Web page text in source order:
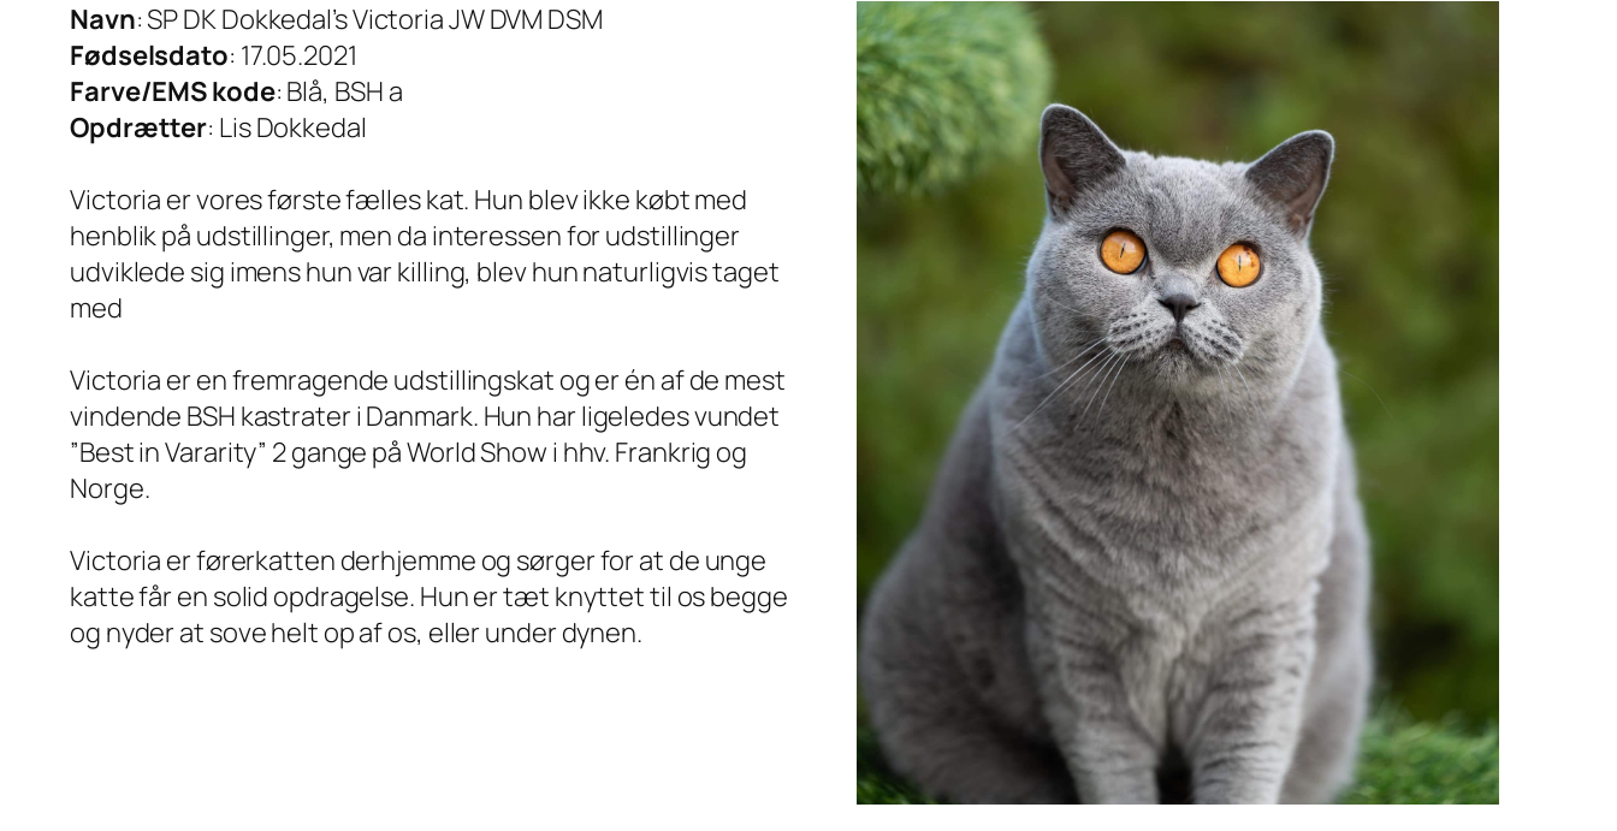
Navn: SP DK Dokkedal’s Victoria JW DVM DSM
Fødselsdato: 17.05.2021
Farve/EMS kode: Blå, BSH a
Opdrætter: Lis Dokkedal
Victoria er vores første fælles kat. Hun blev ikke købt med
henblik på udstillinger, men da interessen for udstillinger
udviklede sig imens hun var killing, blev hun naturligvis taget
med
Victoria er en fremragende udstillingskat og er én af de mest
vindende BSH kastrater i Danmark. Hun har ligeledes vundet
”Best in Vararity” 2 gange på World Show i hhv. Frankrig og
Norge.
Victoria er førerkatten derhjemme og sørger for at de unge
katte får en solid opdragelse. Hun er tæt knyttet til os begge
og nyder at sove helt op af os, eller under dynen.